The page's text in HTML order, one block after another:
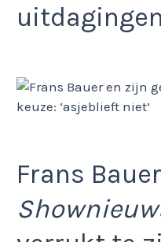
Frans